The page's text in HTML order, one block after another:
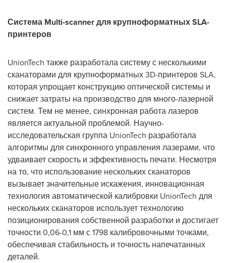
Система Multi-scannerдля крупноформатныхSLA-
принтеров
UnionTech также разработала систему с несколькими
сканаторами для крупноформатных 3D-принтеров SLA,
которая упрощает конструкцию оптической системы и
снижает затраты на производство для много-лазерной
систем. Тем не менее, синхронная работа лазеров
является актуальной проблемой. Научно-
исследовательская группа UnionTech разработала
алгоритмы для синхронного управления лазерами, что
удваивает скорость и эффективность печати. Несмотря
на то, что использование нескольких сканаторов
вызывает значительные искажения, инновационная
технология автоматической калибровки UnionTech для
нескольких сканаторов использует технологию
позиционирования собственной разработки и достигает
точности 0,06-0,1 мм с 1798 калибровочными точками,
обеспечивая стабильность и точность напечатанных
деталей.